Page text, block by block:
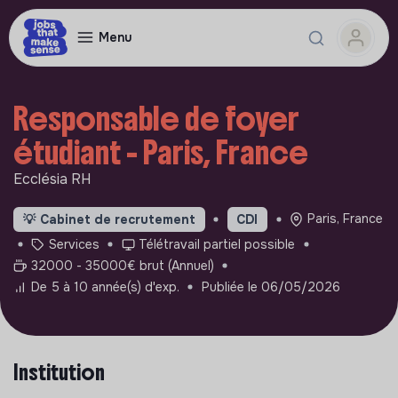
Menu
Responsable de foyer
étudiant - Paris, France
Ecclésia RH
💡 Cabinet de recrutement CDI
Paris, France
Services
Télétravail partiel possible
32000 - 35000€ brut (Annuel)
De 5 à 10 année(s) d'exp.
Publiée le 06/05/2026
Institution